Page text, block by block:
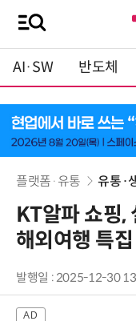
AI·SW 반도체
플랫폼·유통 유통·
KT알파 쇼핑,
해외여행 특
발행일 : 2025-12-30